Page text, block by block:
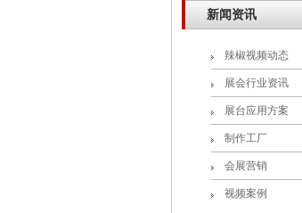
新闻资讯
辣椒视频动态
展会行业资讯
展台应用方案
制作工厂
会展营销
视频案例